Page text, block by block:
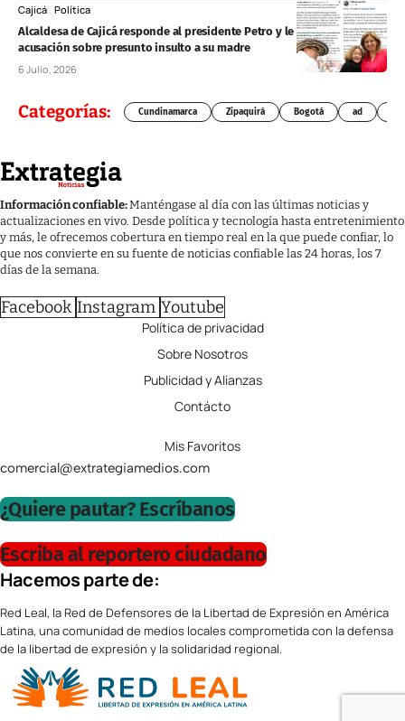
Cajicá Política
Alcaldesa de Cajicá responde al presidente Petro y le pide rectificar
acusación sobre presunto insulto a su madre
6 Julio, 2026
Categorías: Cundinamarca Zipaquirá Bogotá ad
Información confiable:Manténgase al día con las últimas noticias y
actualizaciones en vivo. Desde política y tecnología hasta entretenimiento
y más, le ofrecemos cobertura en tiempo real en la que puede confiar, lo
que nos convierte en su fuente de noticias confiable las 24 horas, los 7
días de la semana.
Facebook Instagram Youtube
Política de privacidad
Sobre Nosotros
Publicidad y Alianzas
Contácto
Mis Favoritos
comercial@extrategiamedios.com
¿Quiere pautar? Escríbanos
Escriba al reportero ciudadano
Hacemos parte de:
Red Leal, la Red de Defensores de la Libertad de Expresión en América
Latina, una comunidad de medios locales comprometida con la defensa
de la libertad de expresión y la solidaridad regional.